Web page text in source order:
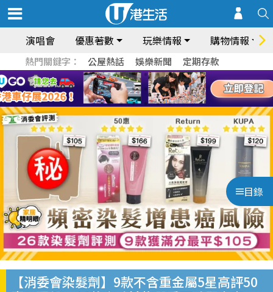
演唱會 優惠著數 玩樂情報 購物情報
熱門關鍵字： 公屋熱話 娛樂新聞 定期存款
目錄
【消委會染髮劑】9款不含重金屬5星高評50